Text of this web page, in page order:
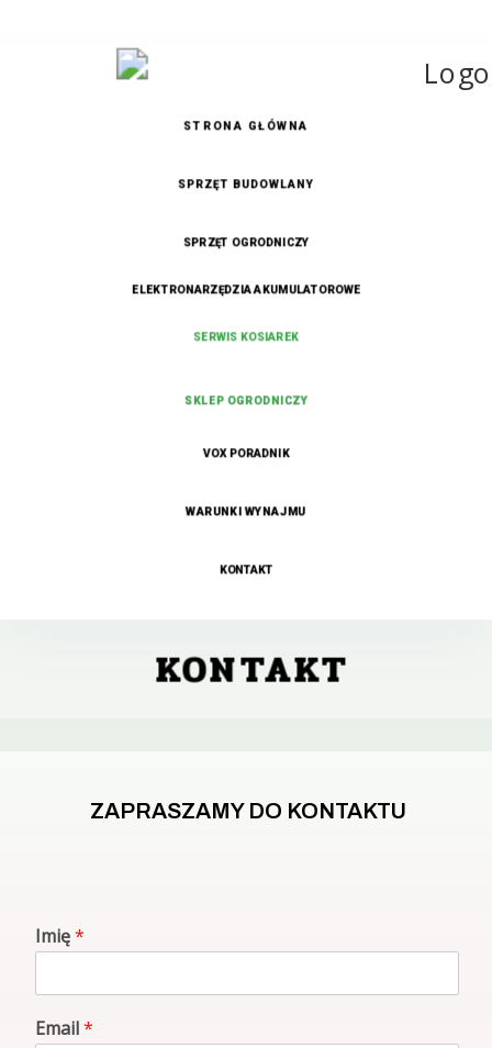
STRONA GŁÓWNA
SPRZĘT BUDOWLANY
SPRZĘT OGRODNICZY
ELEKTRONARZĘDZIA AKUMULATOROWE
SERWIS KOSIAREK
SKLEP OGRODNICZY
VOX PORADNIK
WARUNKI WYNAJMU
KONTAKT
KONTAKT
ZAPRASZAMY DO KONTAKTU
Imię*
Email*